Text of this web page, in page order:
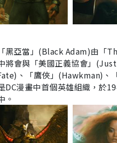
黑亞當」(Black Adam)由「
將會與「美國正義協會」
、「鷹俠」(Hawkman)、
DC漫畫中首個英雄組織，於
。